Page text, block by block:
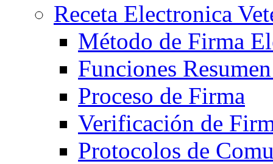
Receta Electronica
Método de Firma
Funciones
Proceso de Firma
Verificación de
Protocolos de